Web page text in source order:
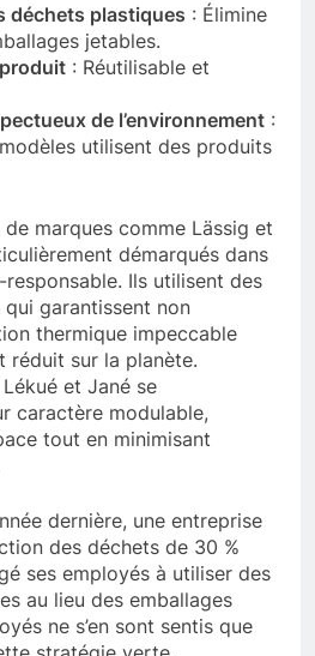
déchets plastiques : Élimine
jetables.
: Réutilisable et
de l’environnement :
utilisent des produits
marques comme Lässig et
démarqués dans
Ils utilisent des
garantissent non
thermique impeccable
réduit sur la planète.
et Jané se
caractère modulable,
tout en minimisant
dernière, une entreprise
des déchets de 30 %
ses employés à utiliser des
au lieu des emballages
ne s’en sont sentis que